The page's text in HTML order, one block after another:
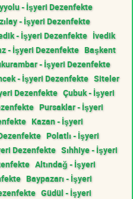
- İşyeri Dezenfekte
- İşyeri Dezenfekte
- İşyeri Dezenfekte İvedik
- İşyeri Dezenfekte Başkent
- İşyeri Dezenfekte
- İşyeri Dezenfekte Siteler
Dezenfekte Çubuk - İşyeri
Pursaklar - İşyeri
Kazan - İşyeri
Polatlı - İşyeri
Dezenfekte Sıhhiye - İşyeri
Altındağ - İşyeri
Baypazarı - İşyeri
Güdül - İşyeri